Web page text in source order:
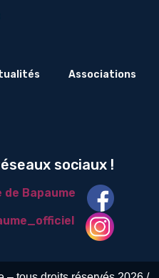
Associations
sociaux !
de Bapaume